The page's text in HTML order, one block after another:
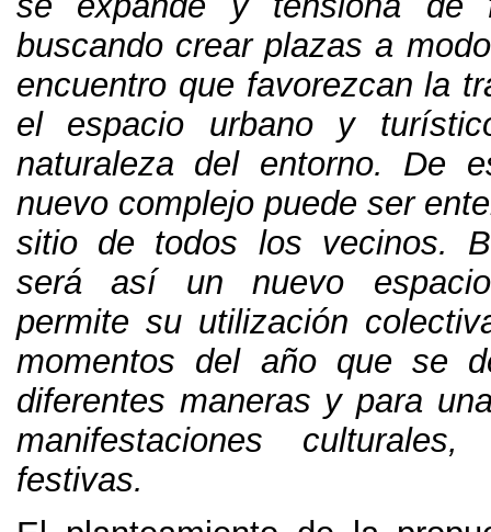
buscando crear plazas a
encuentro que favorezcan la
el espacio urbano y
naturaleza del entorno. De
nuevo complejo puede ser
sitio de todos los vecinos.
será así un nuevo
permite su utilización
momentos del año que se
diferentes maneras y para
manifestaciones culturales
festivas.